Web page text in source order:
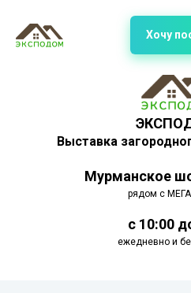
Выставка
Мурманское
рядом с
с 10:00
ежедневно и
Хочу